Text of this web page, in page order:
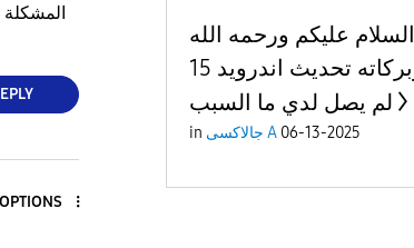
OPTIONS
السلام عليكم ورحمه الله
وبركاته تحديث اندرويد 15
لم يصل لدي ما السبب
in جالاكسى A 06-13-2025